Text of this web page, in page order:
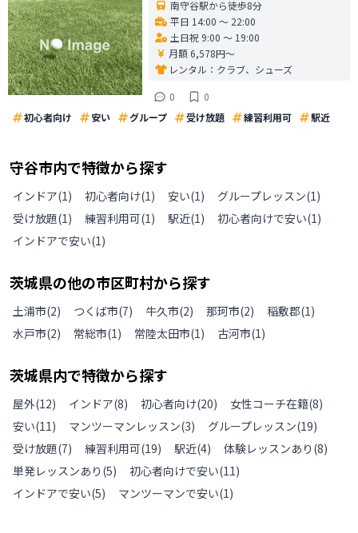
南守谷駅から徒歩8分
平日 14:00 〜 22:00
土日祝 9:00 〜 19:00
月額 6,578円〜
レンタル： クラブ、シューズ
0
0
初心者向け
安い グループ 受け放題 練習利用可 駅近
守谷市内で特徴から探す
インドア(1) 初心者向け(1) 安い(1) グループレッスン(1)
受け放題(1) 練習利用可(1) 駅近(1) 初心者向けで安い(1)
インドアで安い(1)
茨城県の他の市区町村から探す
土浦市(2) つくば市(7) 牛久市(2) 那珂市(2) 稲敷郡(1)
水戸市(2) 常総市(1) 常陸太田市(1) 古河市(1)
茨城県内で特徴から探す
屋外(12) インドア(8) 初心者向け(20) 女性コーチ在籍(8)
安い(11) マンツーマンレッスン(3) グループレッスン(19)
受け放題(7) 練習利用可(19) 駅近(4) 体験レッスンあり (8)
単発レッスンあり (5) 初心者向けで安い(11)
インドアで安い(5) マンツーマンで安い(1)